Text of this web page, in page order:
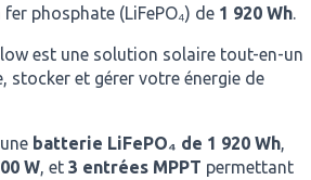
phosphate (LiFePO₄) de 1 920 Wh.
est une solution solaire tout-en-un
stocker et gérer votre énergie de
batterie LiFePO₄ de 1 920 Wh,
W, et 3 entrées MPPT permettant